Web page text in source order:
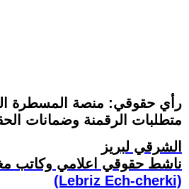
رأي حقوقي: منصة المسطرة
متطلبات الرقمنة وضمانات
الشرقي لبريز
ناشط حقوقي اعلامي وكاتب
(Lebriz Ech-cherki)